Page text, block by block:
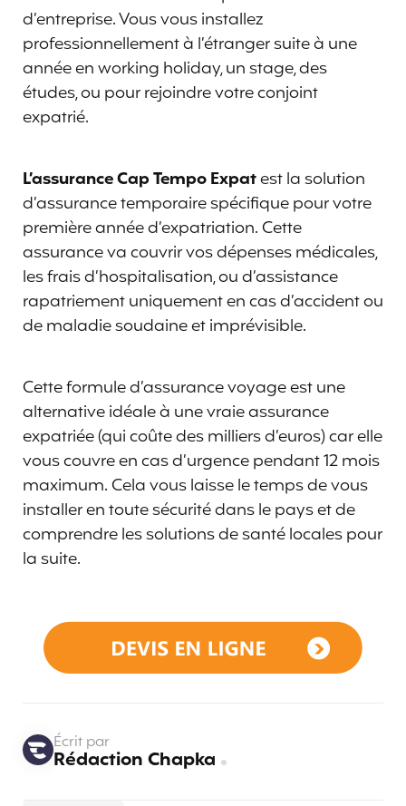
d’entreprise. Vous vous installez
professionnellement à l’étranger suite à une
année en working holiday, un stage, des
études, ou pour rejoindre votre conjoint
expatrié.
L’assurance Cap Tempo Expatest la solution
d’assurance temporaire spécifique pour votre
première année d’expatriation. Cette
assurance va couvrir vos dépenses médicales,
les frais d’hospitalisation, ou d’assistance
rapatriement uniquement en cas d’accident ou
de maladie soudaine et imprévisible.
Cette formule d’assurance voyage est une
alternative idéale à une vraie assurance
expatriée (qui coûte des milliers d’euros) car elle
vous couvre en cas d’urgence pendant 12 mois
maximum. Cela vous laisse le temps de vous
installer en toute sécurité dans le pays et de
comprendre les solutions de santé locales pour
la suite.
Écrit par
Rédaction Chapka